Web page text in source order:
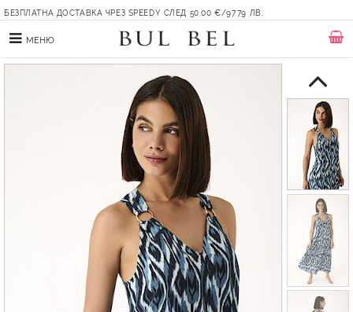
БЕЗПЛАТНА ДОСТАВКА ЧРЕЗ SPEEDY СЛЕД 50.00 €/97.79 ЛВ.
МЕНЮ